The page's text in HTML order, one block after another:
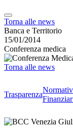
Torna alle news
Banca e Territorio
15/01/2014
Conferenza medica
Torna alle news
Trasparenza